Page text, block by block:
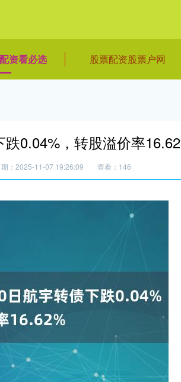
资看必选 股票配资股票户网
0.04%，转股溢价率
期：2025-11-07 19:26:09 查看：146